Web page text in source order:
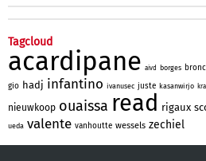
Tagcloud
acardipane aivd borges
gio hadj infantino ivanusec juste kasanwirjo
nieuwkoop ouaissa read rigaux
ueda valente vanhoutte wessels zechiel